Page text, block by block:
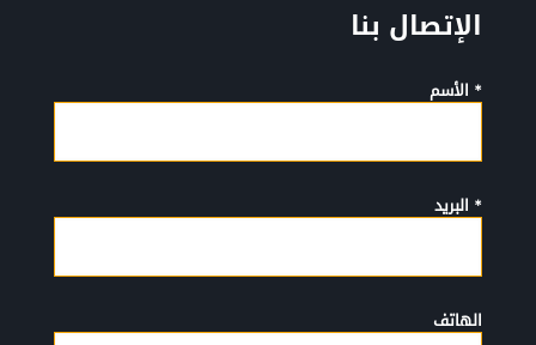
الإتصال بنا
* الأسم
* البريد
الهاتف